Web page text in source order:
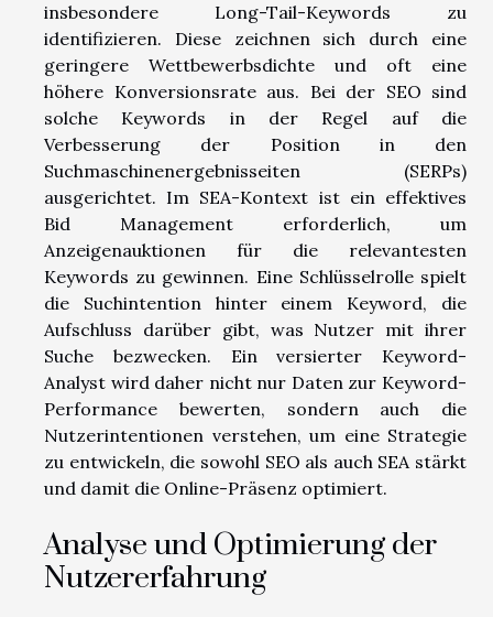
insbesondere Long-Tail-Keywords zu
identifizieren. Diese zeichnen sich durch eine
geringere Wettbewerbsdichte und oft eine
höhere Konversionsrate aus. Bei der SEO sind
solche Keywords in der Regel auf die
Verbesserung der Position in den
Suchmaschinenergebnisseiten (SERPs)
ausgerichtet. Im SEA-Kontext ist ein effektives
Bid Management erforderlich, um
Anzeigenauktionen für die relevantesten
Keywords zu gewinnen. Eine Schlüsselrolle spielt
die Suchintention hinter einem Keyword, die
Aufschluss darüber gibt, was Nutzer mit ihrer
Suche bezwecken. Ein versierter Keyword-
Analyst wird daher nicht nur Daten zur Keyword-
Performance bewerten, sondern auch die
Nutzerintentionen verstehen, um eine Strategie
zu entwickeln, die sowohl SEO als auch SEA stärkt
und damit die Online-Präsenz optimiert.
Analyse und Optimierung der
Nutzererfahrung